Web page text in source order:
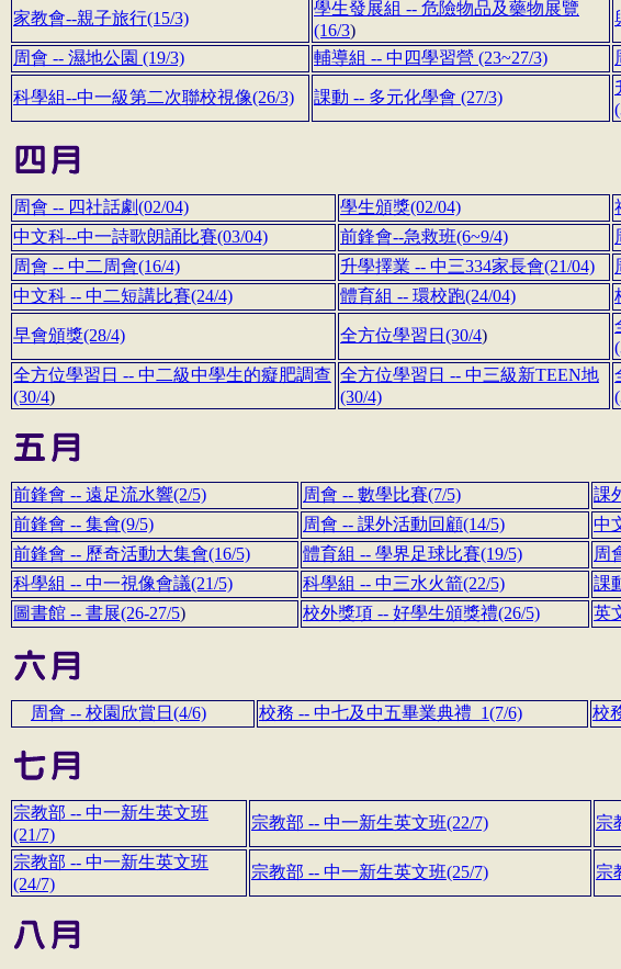
家教會--親子旅行(15/3)
學生發展組 -- 危險物品及藥物展覽
(16/3)
周會 -- 濕地公園 (19/3) 輔導組 -- 中四學習營 (23~27/3)
科學組--中一級第二次聯校視像(26/3) 課動 -- 多元化學會 (27/3)
周會 -- 四社話劇(02/04) 學生頒獎(02/04)
中文科--中一詩歌朗誦比賽(03/04)
前鋒會--急救班(6~9/4)
周會 -- 中二周會(16/4)
升學擇業 -- 中三334家長會(21/04)
中文科 -- 中二短講比賽(24/4)
體育組 -- 環校跑(24/04)
早會頒獎(28/4) 全方位學習日(30/4)
全方位學習日 -- 中二級中學生的癡肥調查
(30/4)
全方位學習日 -- 中三級新TEEN地
(30/4)
前鋒會 -- 遠足流水響(2/5) 周會 -- 數學比賽(7/5)
課
前鋒會 -- 集會(9/5)
周會 -- 課外活動回顧(14/5)
中
前鋒會 -- 歷奇活動大集會(16/5)
體育組 -- 學界足球比賽(19/5)
周
科學組 -- 中一視像會議(21/5)
科學組 -- 中三水火箭(22/5)
課
圖書館 -- 書展(26-27/5) 校外獎項 -- 好學生頒獎禮(26/5) 英
周會 -- 校園欣賞日(4/6) 校務 -- 中七及中五畢業典禮_1(7/6) 校
宗教部 -- 中一新生英文班
(21/7)
宗教部 -- 中一新生英文班(22/7) 宗
宗教部 -- 中一新生英文班
(24/7)
宗教部 -- 中一新生英文班(25/7) 宗